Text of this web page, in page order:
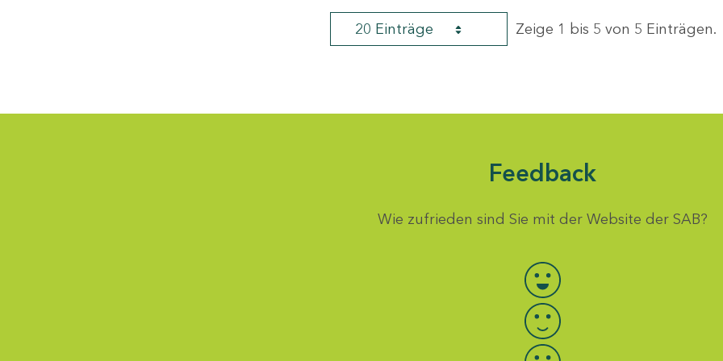
20 Einträge Zeige 1 bis 5 von 5 Einträgen.
Feedback
Wie zufrieden sind Sie mit der Website der SAB?
Bewertung auswählen